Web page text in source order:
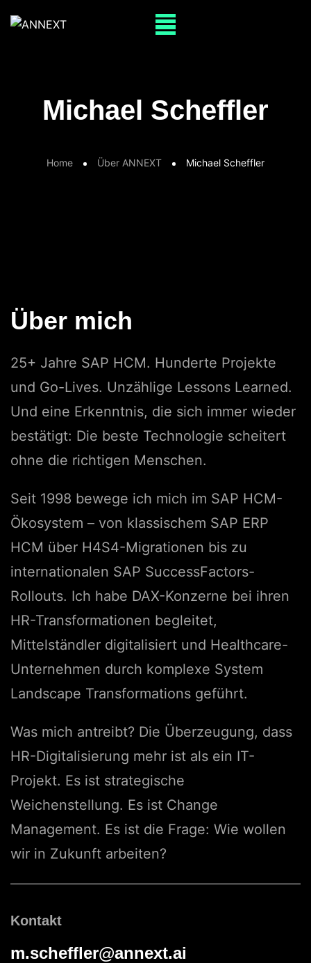
Michael Scheffler
Home Über ANNEXT Michael Scheffler
Über mich
25+ Jahre SAP HCM. Hunderte Projekte
und Go-Lives. Unzählige Lessons Learned.
Und eine Erkenntnis, die sich immer wieder
bestätigt: Die beste Technologie scheitert
ohne die richtigen Menschen.
Seit 1998 bewege ich mich im SAP HCM-
Ökosystem – von klassischem SAP ERP
HCM über H4S4-Migrationen bis zu
internationalen SAP SuccessFactors-
Rollouts. Ich habe DAX-Konzerne bei ihren
HR-Transformationen begleitet,
Mittelständler digitalisiert und Healthcare-
Unternehmen durch komplexe System
Landscape Transformations geführt.
Was mich antreibt? Die Überzeugung, dass
HR-Digitalisierung mehr ist als ein IT-
Projekt. Es ist strategische
Weichenstellung. Es ist Change
Management. Es ist die Frage: Wie wollen
wir in Zukunft arbeiten?
Kontakt
m.scheffler@annext.ai